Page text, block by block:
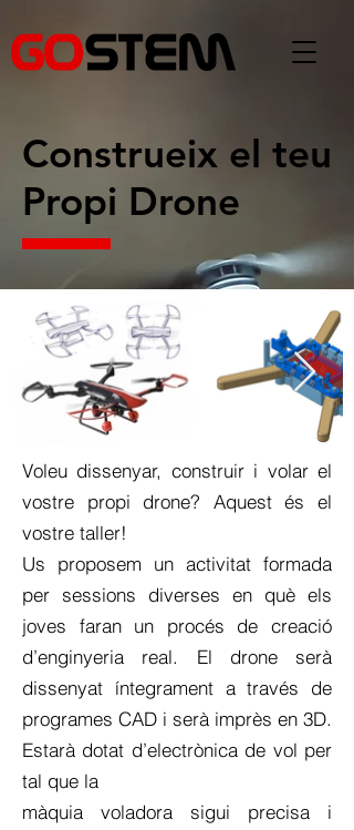
Construeix el teu
Propi Drone
Voleu dissenyar, construir i volar el
vostre propi drone? Aquest és el
vostre taller!
Us proposem un activitat formada
per sessions diverses en què els
joves faran un procés de creació
d’enginyeria real. El drone serà
dissenyat íntegrament a través de
programes CAD i serà imprès en 3D.
Estarà dotat d’electrònica de vol per
tal que la
màquia voladora sigui precisa i